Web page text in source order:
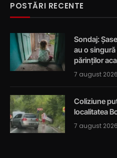
POSTĂRI RECENTE
Sondaj:
au o
părinților
7 august 2026
Coliziune
localitatea
7 august 2026